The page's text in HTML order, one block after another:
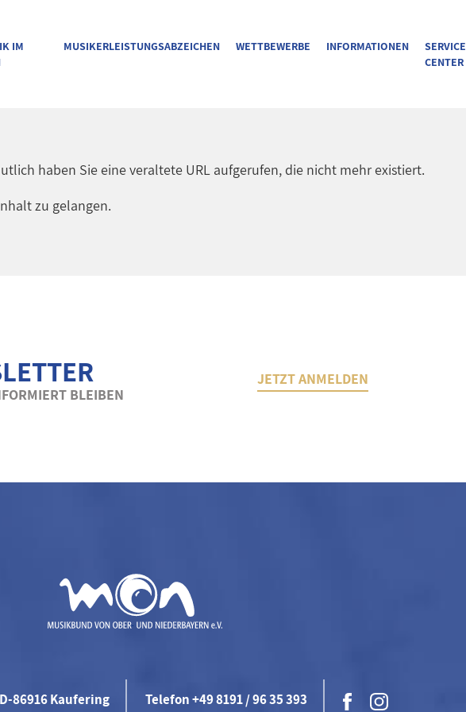
IM
MUSIKERLEISTUNGSABZEICHEN WETTBEWERBE INFORMATIONEN
SERVICE
CENTER
haben Sie eine veraltete URL aufgerufen, die nicht mehr existiert.
zu gelangen.
BLEIBEN
JETZT ANMELDEN
D-86916 Kaufering Telefon +49 8191 / 96 35 393